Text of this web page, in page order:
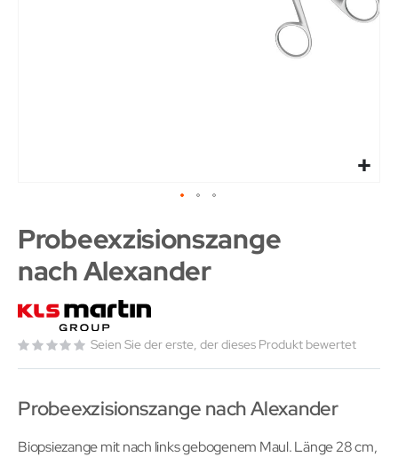
Probeexzisionszange
nach Alexander
Seien Sie der erste, der dieses Produkt bewertet
Probeexzisionszange nach Alexander
Biopsiezange mit nach links gebogenem Maul. Länge 28 cm,